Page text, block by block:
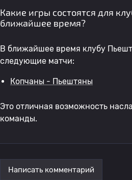
Какие игры состоятся для
ближайшее время?
В ближайшее время клубу
следующие матчи:
Копчаны - Пьештяны
Это отличная возможность
команды.
Написать комментарий